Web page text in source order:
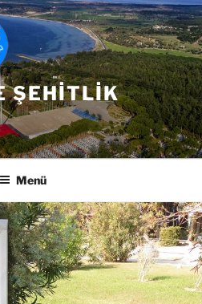
ŞEHITLIK
Menü